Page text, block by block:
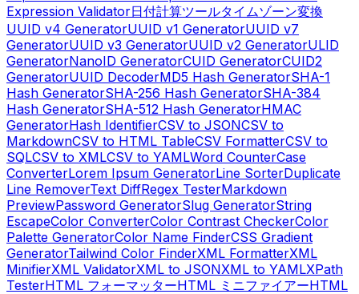
Expression Validator日付計算ツールタイムゾーン変換
UUID v4 GeneratorUUID v1 GeneratorUUID v7
GeneratorUUID v3 GeneratorUUID v2 GeneratorULID
GeneratorNanoID GeneratorCUID GeneratorCUID2
GeneratorUUID DecoderMD5 Hash GeneratorSHA-1
Hash GeneratorSHA-256 Hash GeneratorSHA-384
Hash GeneratorSHA-512 Hash GeneratorHMAC
GeneratorHash IdentifierCSV to JSONCSV to
MarkdownCSV to HTML TableCSV FormatterCSV to
SQLCSV to XMLCSV to YAMLWord CounterCase
ConverterLorem Ipsum GeneratorLine SorterDuplicate
Line RemoverText DiffRegex TesterMarkdown
PreviewPassword GeneratorSlug GeneratorString
EscapeColor ConverterColor Contrast CheckerColor
Palette GeneratorColor Name FinderCSS Gradient
GeneratorTailwind Color FinderXML FormatterXML
MinifierXML ValidatorXML to JSONXML to YAMLXPath
TesterHTML フォーマッターHTML ミニファイアーHTML